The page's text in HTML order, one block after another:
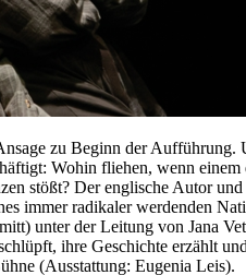
zu Beginn der
Wohin fliehen, wenn
stößt? Der englische Autor
immer radikaler werdenden
unter der Leitung von Jana
ihre Geschichte erzählt
(Ausstattung: Eugenia Leis).